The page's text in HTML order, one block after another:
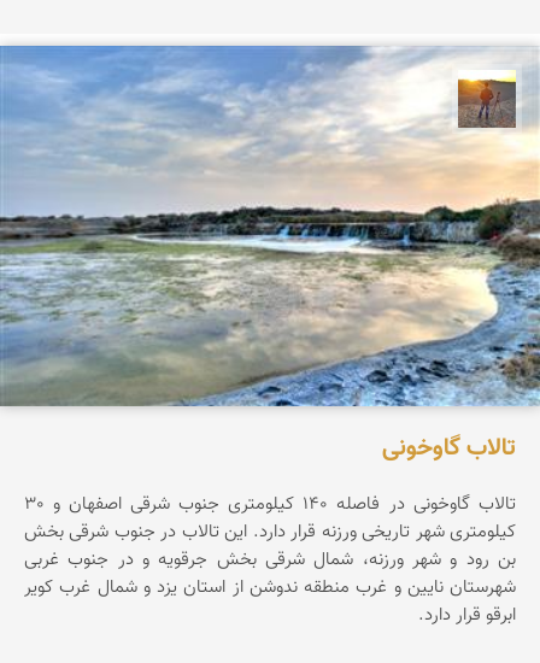
تالاب گاوخونی
تالاب گاوخونی در فاصله 140 کیلومتری جنوب شرقی اصفهان و 30
کیلومتری شهر تاریخی ورزنه قرار دارد. این تالاب در جنوب شرقی بخش
بن رود و شهر ورزنه، شمال شرقی بخش جرقویه و در جنوب غربی
شهرستان نایین و غرب منطقه ندوشن از استان یزد و شمال غرب کویر
ابرقو قرار دارد.